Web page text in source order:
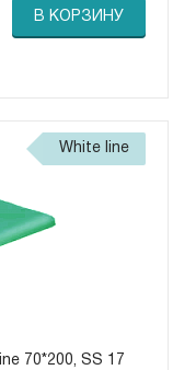
В КОРЗИНУ
White line
70*200, SS 17